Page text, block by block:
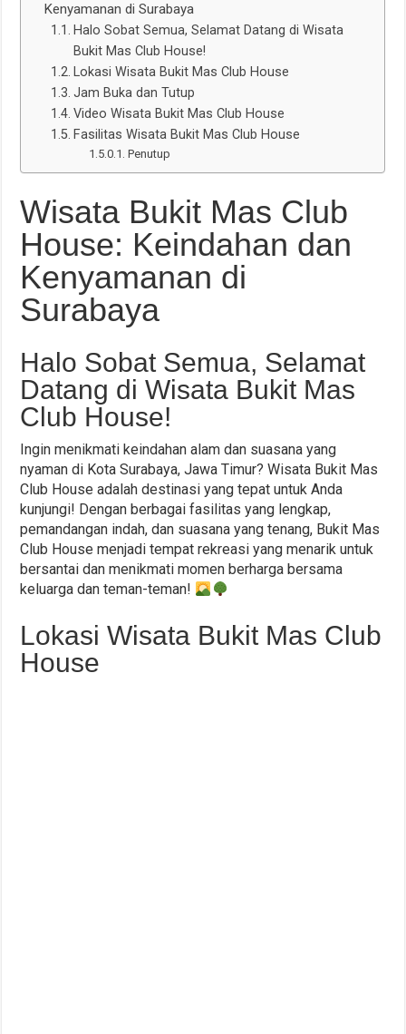
Kenyamanan di Surabaya
Halo Sobat Semua, Selamat Datang di Wisata
Bukit Mas Club House!
Lokasi Wisata Bukit Mas Club House
Jam Buka dan Tutup
Video Wisata Bukit Mas Club House
Fasilitas Wisata Bukit Mas Club House
Penutup
Wisata Bukit Mas Club
House: Keindahan dan
Kenyamanan di
Surabaya
Halo Sobat Semua, Selamat
Datang di Wisata Bukit Mas
Club House!
Ingin menikmati keindahan alam dan suasana yang
nyaman di Kota Surabaya, Jawa Timur? Wisata Bukit Mas
Club House adalah destinasi yang tepat untuk Anda
kunjungi! Dengan berbagai fasilitas yang lengkap,
pemandangan indah, dan suasana yang tenang, Bukit Mas
Club House menjadi tempat rekreasi yang menarik untuk
bersantai dan menikmati momen berharga bersama
keluarga dan teman-teman!
Lokasi Wisata Bukit Mas Club
House